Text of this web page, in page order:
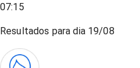
07:15
Resultados para dia 19/08